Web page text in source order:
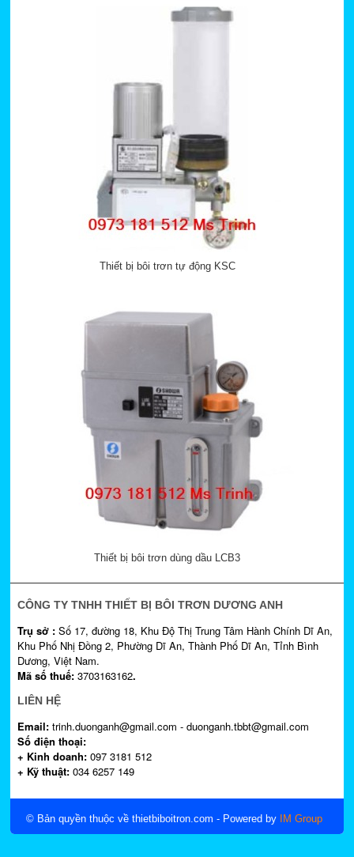
Thiết bị bôi trơn tự động KSC
Thiết bị bôi trơn dùng dầu LCB3
CÔNG TY TNHH THIẾT BỊ BÔI TRƠN DƯƠNG ANH
Trụ sở : Số 17, đường 18, Khu Độ Thị Trung Tâm Hành Chính Dĩ An,
Khu Phố Nhị Đồng 2, Phường Dĩ An, Thành Phố Dĩ An, Tỉnh Bình
Dương, Việt Nam.
Mã số thuế: 3703163162.
LIÊN HỆ
Email:trinh.duonganh@gmail.com - duonganh.tbbt@gmail.com
Số điện thoại:
+ Kinh doanh: 097 3181 512
+ Kỹ thuật: 034 6257 149
© Bản quyền thuộc về thietbiboitron.com - Powered by IM Group